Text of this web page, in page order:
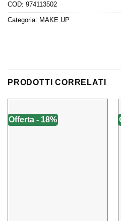
COD: 974113502
Categoria: MAKE UP
PRODOTTI CORRELATI
Offerta - 18%